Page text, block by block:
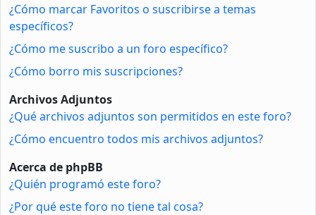
¿Cómo marcar Favoritos o suscribirse a temas
específicos?
¿Cómo me suscribo a un foro específico?
¿Cómo borro mis suscripciones?
Archivos Adjuntos
¿Qué archivos adjuntos son permitidos en este foro?
¿Cómo encuentro todos mis archivos adjuntos?
Acerca de phpBB
¿Quién programó este foro?
¿Por qué este foro no tiene tal cosa?